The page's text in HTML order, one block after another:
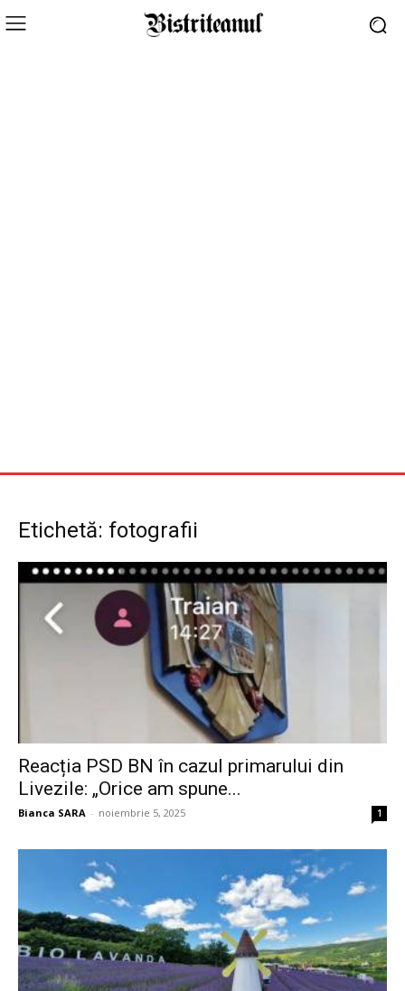
Etichetă: fotografii
Reacția PSD BN în cazul primarului din
Livezile: „Orice am spune...
Bianca SARA - noiembrie 5, 2025 1